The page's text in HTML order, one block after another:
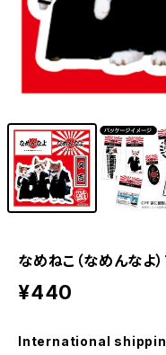
なめねこ（なめんなよ
¥440
International